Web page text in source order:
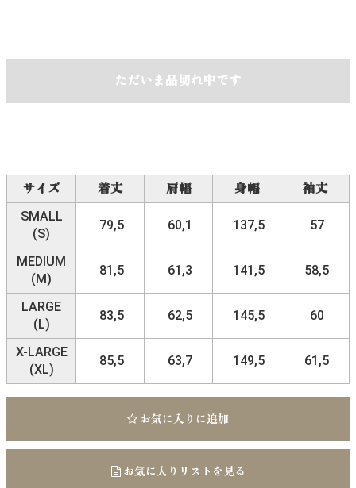
ただいま品切れ中です
サイズ 着丈 肩幅 身幅
袖丈
SMALL
(S)
79,5 60,1 137,5 57
MEDIUM
(M)
81,5 61,3 141,5 58,5
LARGE
(L)
83,5 62,5 145,5 60
X-LARGE
(XL)
85,5 63,7 149,5 61,5
お気に入りに追加
お気に入りリストを見る